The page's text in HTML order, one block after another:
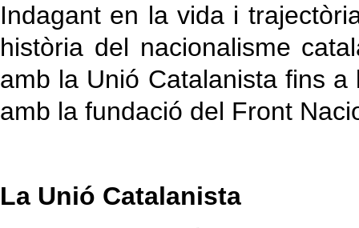
Indagant en la vida i
història del nacionalisme
amb la Unió Catalanista fins
amb la fundació del Front
La Unió Catalanista